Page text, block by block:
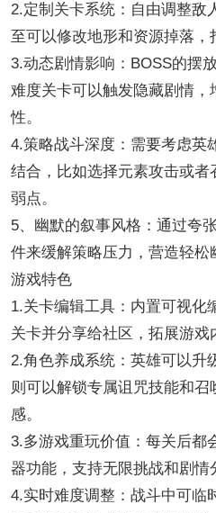
2.定制关卡系统：自由调整敌
至可以修改地形和资源掉落，
3.动态剧情影响：BOSS的摆
难度关卡可以触发隐藏剧情，
性。
4.策略战斗深度：需要考虑英
结合，比如选择元素攻击或者
弱点。
5、幽默的叙事风格：通过夸
件来缓解策略压力，营造轻松
游戏特色
1.关卡编辑工具：内置可视化
关卡并分享给社区，拓展游戏
2.角色养成系统：英雄可以升
则可以解锁专属诅咒技能和
感。
3.多游戏重玩价值：每关后都
器功能，支持无限挑战和剧情
4.实时难度调整：战斗中可临